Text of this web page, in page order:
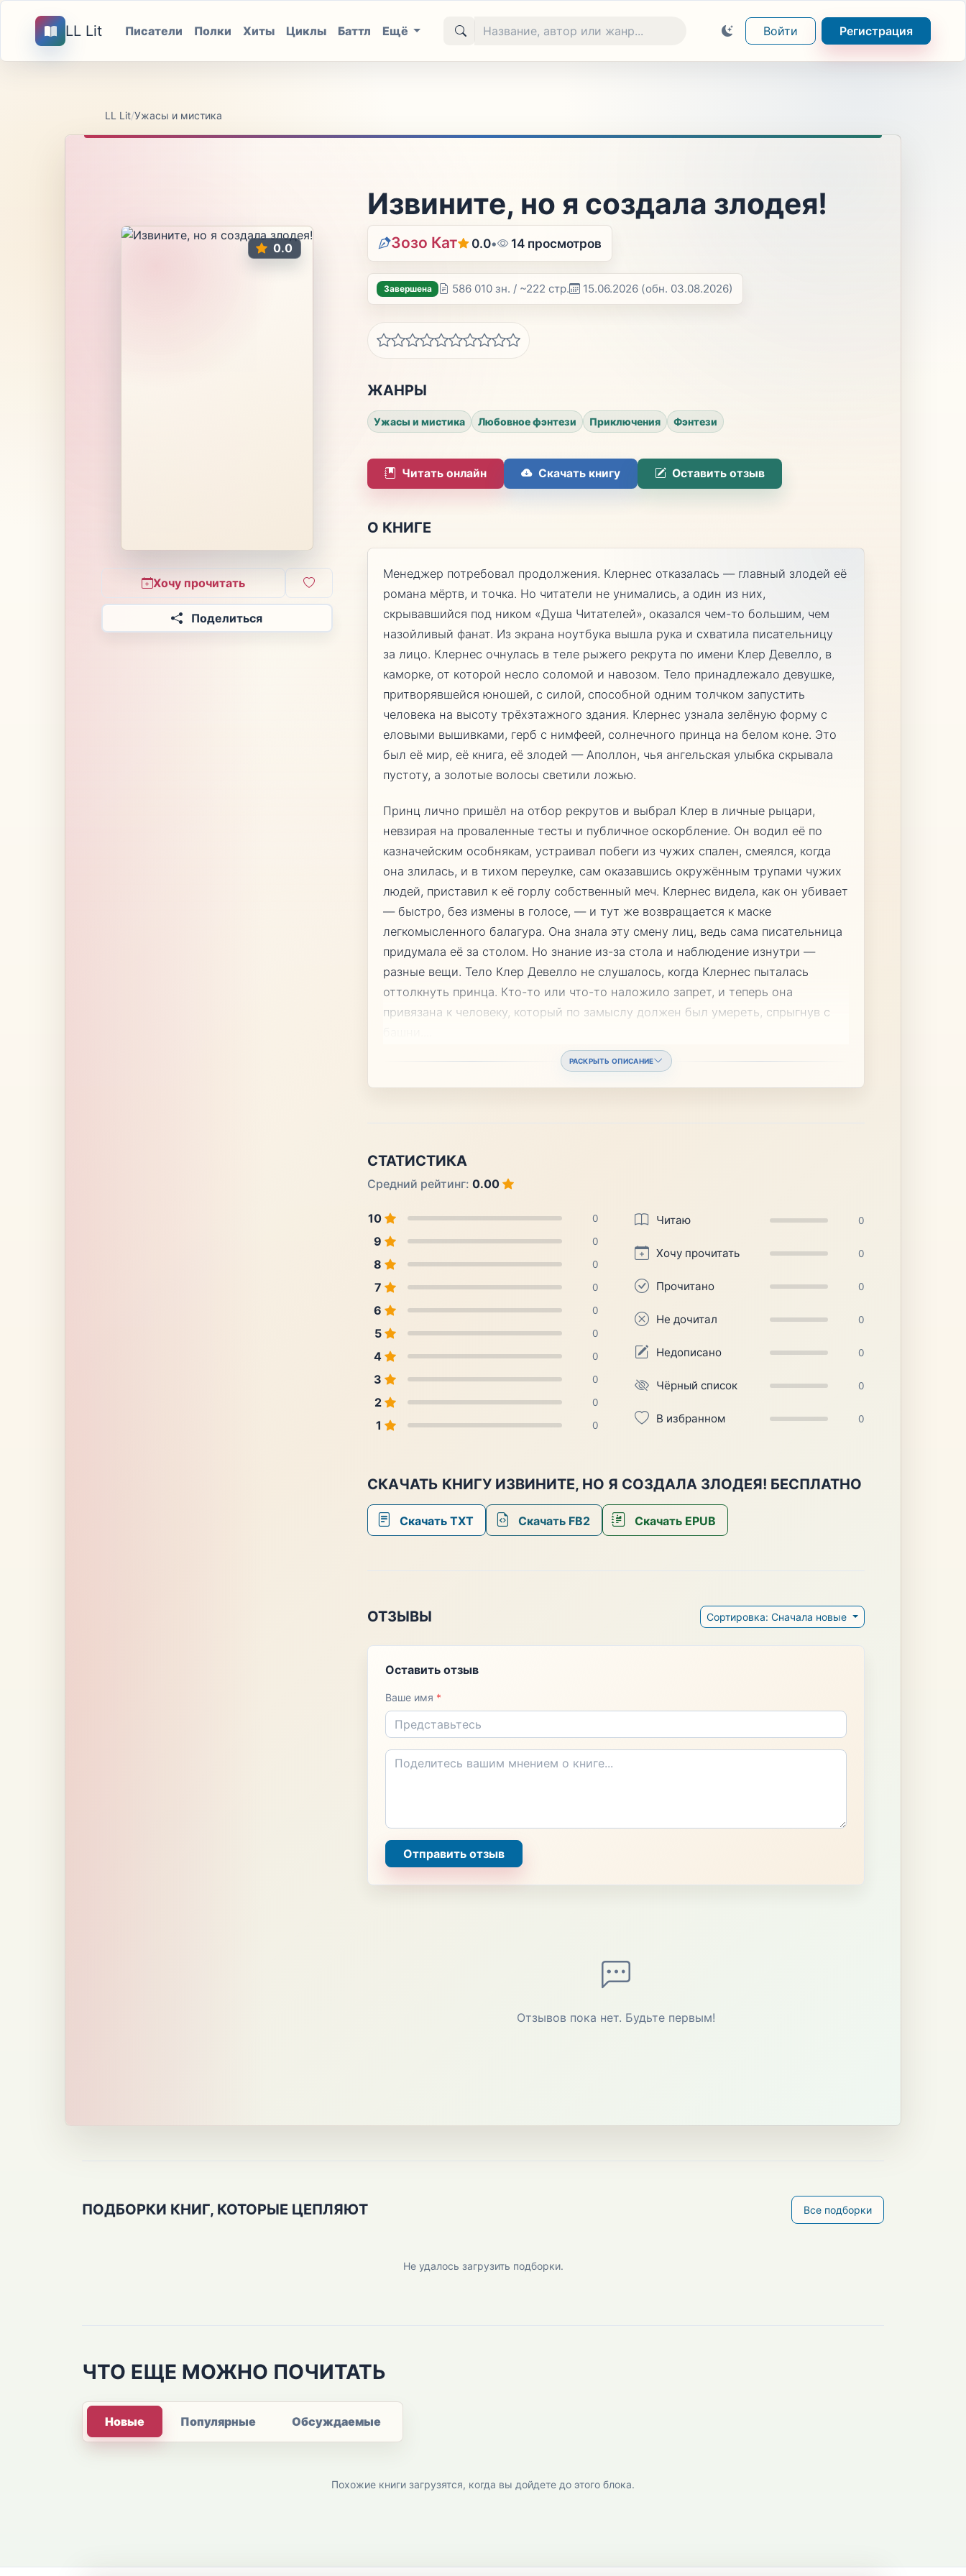
LL Lit Писатели Полки Хиты Циклы Баттл Ещё Войти Регистрация
LL Lit/Ужасы и мистика
0.0
Хочу прочитать
Поделиться
Извините, но я создала злодея!
Зозо Кат 0.0• 14 просмотров
Завершена 586 010 зн. / ~222 стр. 15.06.2026 (обн. 03.08.2026)
ЖАНРЫ
Ужасы и мистика Любовное фэнтези Приключения Фэнтези
Читать онлайн Скачать книгу Оставить отзыв
О КНИГЕ
Менеджер потребовал продолжения. Клернес отказалась — главный злодей её
романа мёртв, и точка. Но читатели не унимались, а один из них,
скрывавшийся под ником «Душа Читателей», оказался чем-то большим, чем
назойливый фанат. Из экрана ноутбука вышла рука и схватила писательницу
за лицо. Клернес очнулась в теле рыжего рекрута по имени Клер Девелло, в
каморке, от которой несло соломой и навозом. Тело принадлежало девушке,
притворявшейся юношей, с силой, способной одним толчком запустить
человека на высоту трёхэтажного здания. Клернес узнала зелёную форму с
еловыми вышивками, герб с нимфеей, солнечного принца на белом коне. Это
был её мир, её книга, её злодей — Аполлон, чья ангельская улыбка скрывала
пустоту, а золотые волосы светили ложью.
Принц лично пришёл на отбор рекрутов и выбрал Клер в личные рыцари,
невзирая на проваленные тесты и публичное оскорбление. Он водил её по
казначейским особнякам, устраивал побеги из чужих спален, смеялся, когда
она злилась, и в тихом переулке, сам оказавшись окружённым трупами чужих
людей, приставил к её горлу собственный меч. Клернес видела, как он убивает
— быстро, без измены в голосе, — и тут же возвращается к маске
легкомысленного балагура. Она знала эту смену лиц, ведь сама писательница
придумала её за столом. Но знание из-за стола и наблюдение изнутри —
разные вещи. Тело Клер Девелло не слушалось, когда Клернес пыталась
оттолкнуть принца. Кто-то или что-то наложило запрет, и теперь она
привязана к человеку, который по замыслу должен был умереть, спрыгнув с
РАСКРЫТЬ ОПИСАНИЕ
СТАТИСТИКА
Средний рейтинг: 0.00
10 0
9 0
8 0
7 0
6 0
5 0
4 0
3 0
2 0
1 0
Читаю 0
Хочу прочитать 0
Прочитано 0
Не дочитал 0
Недописано 0
Чёрный список 0
В избранном 0
СКАЧАТЬ КНИГУ ИЗВИНИТЕ, НО Я СОЗДАЛА ЗЛОДЕЯ! БЕСПЛАТНО
Скачать TXT Скачать FB2 Скачать EPUB
ОТЗЫВЫ Сортировка: Сначала новые
Оставить отзыв
Ваше имя *
Отправить отзыв
Отзывов пока нет. Будьте первым!
ПОДБОРКИ КНИГ, КОТОРЫЕ ЦЕПЛЯЮТ Все подборки
Не удалось загрузить подборки.
ЧТО ЕЩЕ МОЖНО ПОЧИТАТЬ
Новые Популярные Обсуждаемые
Похожие книги загрузятся, когда вы дойдете до этого блока.